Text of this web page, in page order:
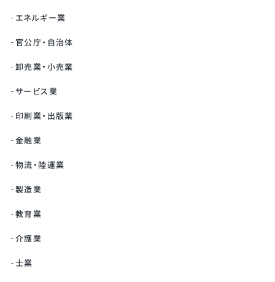
エネルギー業
官公庁・自治体
卸売業・小売業
サービス業
印刷業・出版業
金融業
物流・陸運業
製造業
教育業
介護業
士業